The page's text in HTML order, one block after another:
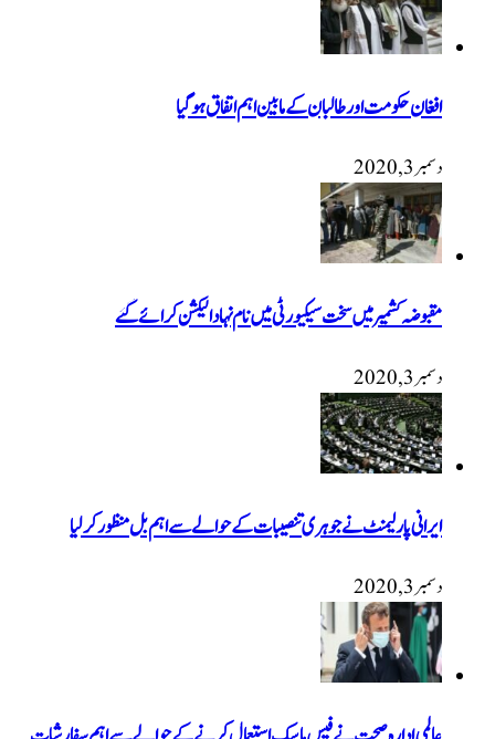
افغان حکومت اور طالبان کے مابین اہم اتفاق ہوگیا
دسمبر 3, 2020
مقبوضہ کشمیر میں سخت سیکیورٹی میں نام نہاد الیکشن کرائے گئے
دسمبر 3, 2020
ایرانی پارلیمنٹ نے جوہری تنصیبات کے حوالے سے اہم بل منظور کرلیا
دسمبر 3, 2020